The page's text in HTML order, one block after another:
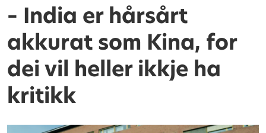
– India er hårsårt
akkurat som Kina, for
dei vil heller ikkje ha
kritikk